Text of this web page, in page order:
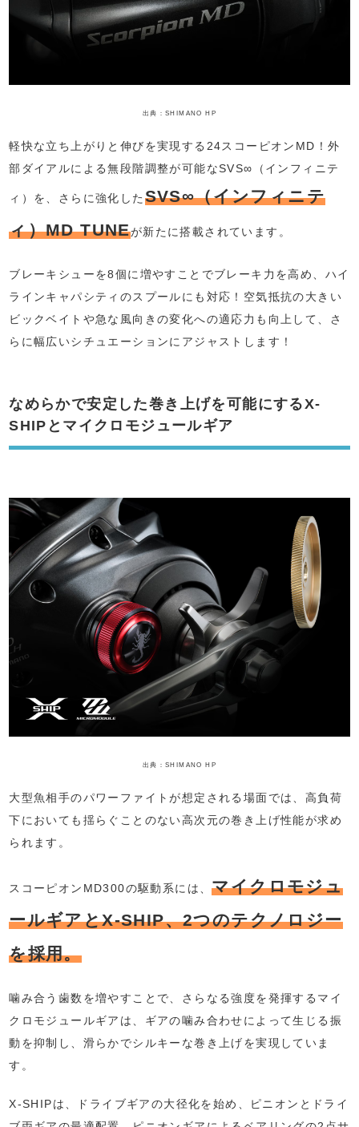
出典：SHIMANO HP
軽快な立ち上がりと伸びを実現する24スコーピオンMD！外
部ダイアルによる無段階調整が可能なSVS∞（インフィニテ
ィ）を、さらに強化した SVS∞（インフィニテ
ィ）MD TUNEが新たに搭載されています。
ブレーキシューを8個に増やすことでブレーキ力を高め、ハイ
ラインキャパシティのスプールにも対応！空気抵抗の大きい
ビックベイトや急な風向きの変化への適応力も向上して、さ
らに幅広いシチュエーションにアジャストします！
なめらかで安定した巻き上げを可能にするX-
SHIPとマイクロモジュールギア
出典：SHIMANO HP
大型魚相手のパワーファイトが想定される場面では、高負荷
下においても揺らぐことのない高次元の巻き上げ性能が求め
られます。
スコーピオンMD300の駆動系には、マイクロモジュ
ールギアとX-SHIP、2つのテクノロジー
を採用。
噛み合う歯数を増やすことで、さらなる強度を発揮するマイ
クロモジュールギアは、ギアの噛み合わせによって生じる振
動を抑制し、滑らかでシルキーな巻き上げを実現していま
す。
X-SHIPは、ドライブギアの大径化を始め、ピニオンとドライ